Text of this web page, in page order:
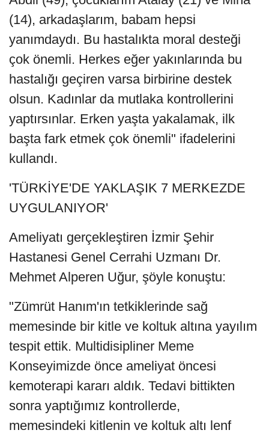
(14), arkadaşlarım, babam hepsi
yanımdaydı. Bu hastalıkta moral desteği
çok önemli. Herkes eğer yakınlarında bu
hastalığı geçiren varsa birbirine destek
olsun. Kadınlar da mutlaka kontrollerini
yaptırsınlar. Erken yaşta yakalamak, ilk
başta fark etmek çok önemli" ifadelerini
kullandı.
'TÜRKİYE'DE YAKLAŞIK 7 MERKEZDE
UYGULANIYOR'
Ameliyatı gerçekleştiren İzmir Şehir
Hastanesi Genel Cerrahi Uzmanı Dr.
Mehmet Alperen Uğur, şöyle konuştu:
"Zümrüt Hanım'ın tetkiklerinde sağ
memesinde bir kitle ve koltuk altına yayılım
tespit ettik. Multidisipliner Meme
Konseyimizde önce ameliyat öncesi
kemoterapi kararı aldık. Tedavi bittikten
sonra yaptığımız kontrollerde,
memesindeki kitlenin ve koltuk altı lenf